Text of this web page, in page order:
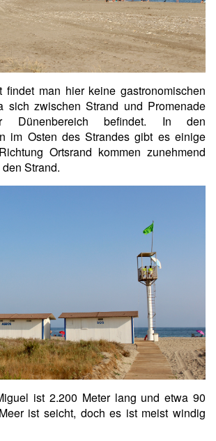
findet man hier keine gastronomischen
sich zwischen Strand und Promenade
Dünenbereich befindet. In den
im Osten des Strandes gibt es einige
Ortsrand kommen zunehmend
Strand.
ist 2.200 Meter lang und etwa 90
ist seicht, doch es ist meist windig